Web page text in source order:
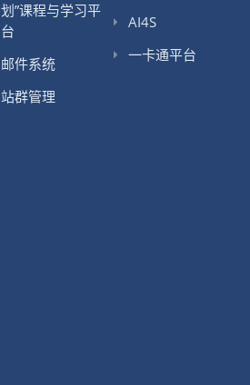
划”课程与学习平
台
邮件系统
站群管理
AI4S
一卡通平台